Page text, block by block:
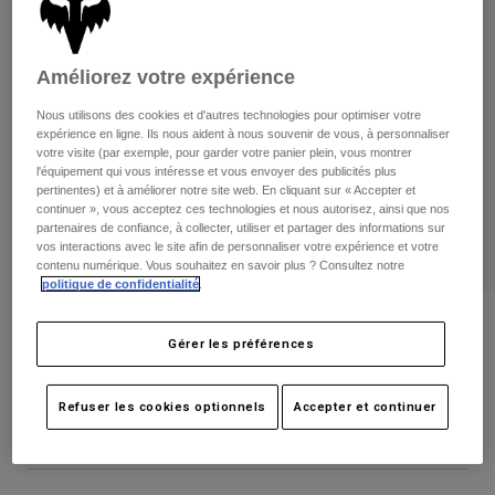
Vestes
Gants
Protections
Masques
Chaussettes
Pièces de rechange
Pantalons
Gants
Vestes
Protections
Masques
Chaussettes
Sacs et accessoires
Pièces de rechange
Chemises
Voir tout
Femme
T-shirts et tops
Sweats et Pulls
Vestes
Voir tout
Enfants
Protections
Masques
Voir tout
Moto
Casques
Bottes
Protections
Masques
Casquette Storm Flexfit
Article n°38441
Price reduced from
34,99 € 20,99 € 40% OFF
Améliorez votre expérience
Nous utilisons des cookies et d'autres technologies pour optimiser votre
expérience en ligne. Ils nous aident à nous souvenir de vous, à personnaliser
votre visite (par exemple, pour garder votre panier plein, vous montrer
l'équipement qui vous intéresse et vous envoyer des publicités plus
pertinentes) et à améliorer notre site web. En cliquant sur « Accepter et
continuer », vous acceptez ces technologies et nous autorisez, ainsi que nos
partenaires de confiance, à collecter, utiliser et partager des informations sur
vos interactions avec le site afin de personnaliser votre expérience et votre
contenu numérique. Vous souhaitez en savoir plus ? Consultez notre
politique de confidentialité
Gérer les préférences
Refuser les cookies optionnels Accepter et continuer